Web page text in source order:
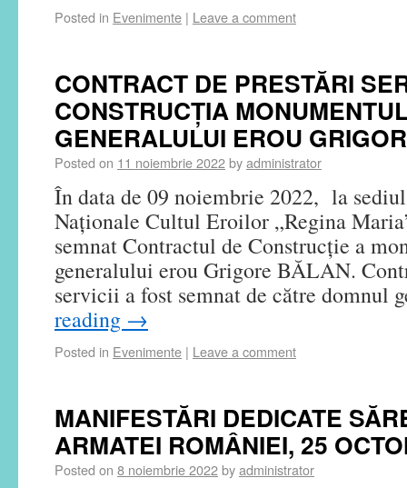
Posted in Evenimente | Leave a comment
CONTRACT DE PRESTĂRI
CONSTRUCȚIA
GENERALULUI EROU
Posted on 11 noiembrie 2022byadministrator
În data de 09 noiembrie 2022, la
Naţionale Cultul Eroilor „Regina
semnat Contractul de Construcție a
generalului erou Grigore BĂLAN.
servicii a fost semnat de către
reading →
Posted in Evenimente | Leave a comment
MANIFESTĂRI DEDICATE
ARMATEI ROMÂNIEI, 25
Posted on 8 noiembrie 2022byadministrator